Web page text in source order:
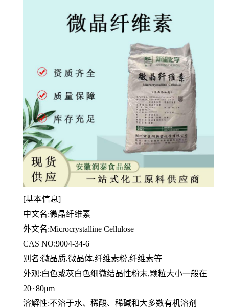
[基本信息]
中文名:微晶纤维素
外文名:Microcrystalline Cellulose
CAS NO:9004-34-6
别名:微晶质,微晶体,纤维素粉,纤维素等
外观:白色或灰白色细微结晶性粉末,颗粒大小一般在
20~80μm
溶解性:不溶于水、稀酸、稀碱和大多数有机溶剂